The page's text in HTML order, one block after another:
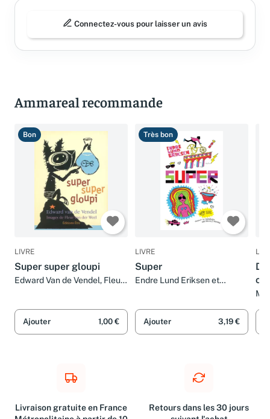
Connectez-vous pour laisser un avis
Ammareal recommande
Bon
LIVRE
Super super gloupi
Edward Van de Vendel, Fleur
Ajouter 1,00 €
Très bon
LIVRE
Super
Endre Lund Eriksen et
Ajouter 3,19 €
Livraison gratuite en France
Retours dans les 30 jours